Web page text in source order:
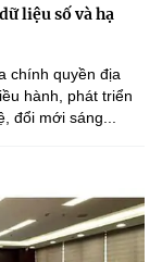
liệu số và hạ
chính quyền địa
hành, phát triển
đổi mới sáng...